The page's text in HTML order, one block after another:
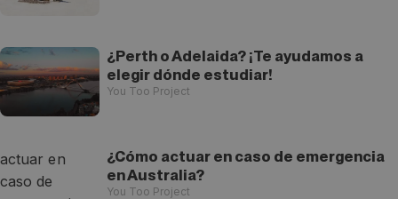
¿Perth o Adelaida? ¡Te ayudamos a
elegir dónde estudiar!
You Too Project
¿Cómo actuar en caso de emergencia
en Australia?
You Too Project